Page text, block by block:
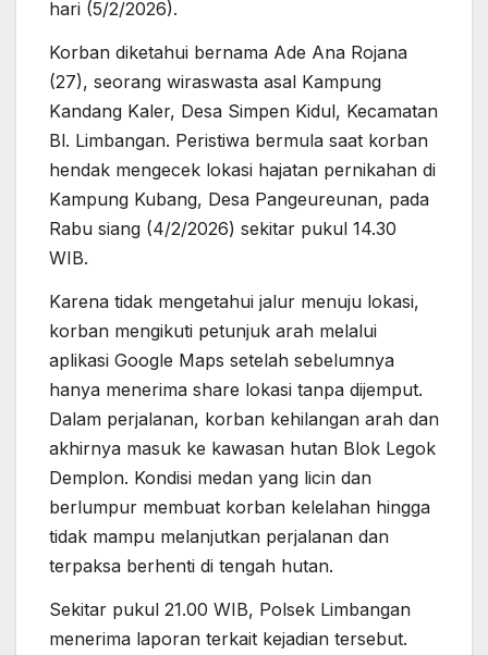
hari (5/2/2026).
Korban diketahui bernama Ade Ana Rojana
(27), seorang wiraswasta asal Kampung
Kandang Kaler, Desa Simpen Kidul, Kecamatan
Bl. Limbangan. Peristiwa bermula saat korban
hendak mengecek lokasi hajatan pernikahan di
Kampung Kubang, Desa Pangeureunan, pada
Rabu siang (4/2/2026) sekitar pukul 14.30
WIB.
Karena tidak mengetahui jalur menuju lokasi,
korban mengikuti petunjuk arah melalui
aplikasi Google Maps setelah sebelumnya
hanya menerima share lokasi tanpa dijemput.
Dalam perjalanan, korban kehilangan arah dan
akhirnya masuk ke kawasan hutan Blok Legok
Demplon. Kondisi medan yang licin dan
berlumpur membuat korban kelelahan hingga
tidak mampu melanjutkan perjalanan dan
terpaksa berhenti di tengah hutan.
Sekitar pukul 21.00 WIB, Polsek Limbangan
menerima laporan terkait kejadian tersebut.